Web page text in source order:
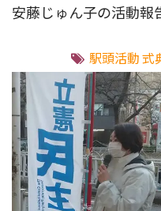
安藤じゅん子の活動報
駅頭活動 式